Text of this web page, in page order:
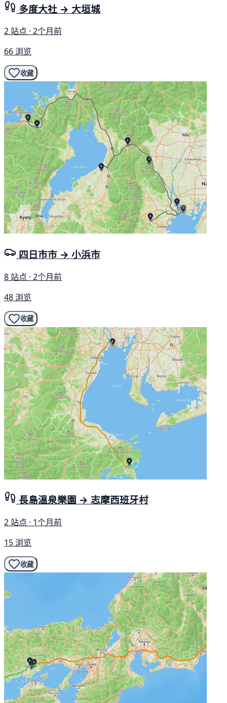
多度大社 → 大垣城
2 站点 · 2个月前
66 浏览
收藏
四日市市 → 小浜市
8 站点 · 2个月前
48 浏览
收藏
長島溫泉樂園 → 志摩西班牙村
2 站点 · 1个月前
15 浏览
收藏